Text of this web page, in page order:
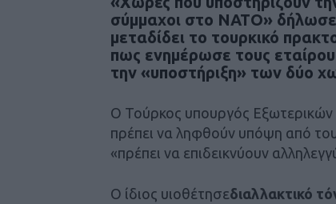
σύμμαχοι στο ΝΑΤΟ»
μεταδίδει το τουρκικό
πως ενημέρωσε τους
την «υποστήριξη» των δύο
Ο Τούρκος υπουργός Εξωτερικών
πρέπει να ληφθούν υπόψη από
«πρέπει να επιδεικνύουν
Ο ίδιος υιοθέτησεδιαλλακτικό